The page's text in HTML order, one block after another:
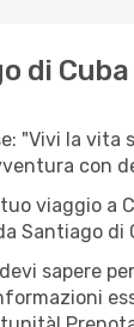
di
"Vivi la
con
viaggio a
Santiago di
sapere